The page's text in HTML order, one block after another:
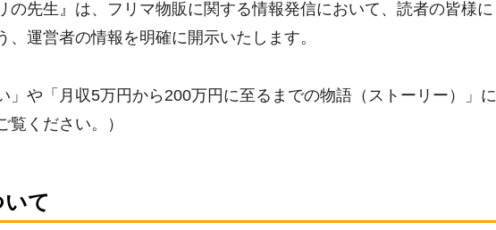
の先生』は、フリマ物販に関する情報発信において、読者の皆様に
運営者の情報を明確に開示いたします。
」や「月収5万円から200万円に至るまでの物語（ストーリー）」に
ください。）
て